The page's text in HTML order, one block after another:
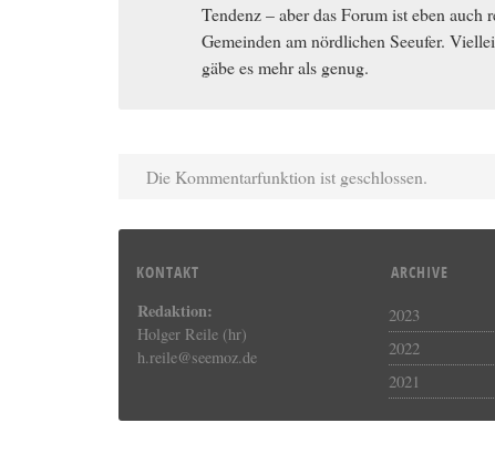
Tendenz – aber das Forum ist eben
Gemeinden am nördlichen Seeufer.
gäbe es mehr als genug.
Die Kommentarfunktion ist geschlossen.
KONTAKT
Redaktion:
Holger Reile (hr)
h.reile@seemoz.de
ARCHIVE
2023
2022
2021